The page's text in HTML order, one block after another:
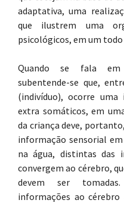
adaptativa, uma
que ilustrem uma
psicológicos, em um
Quando se fala em
subentende-se que,
(indivíduo), ocorre
extra somáticos, em
da criança deve,
informação sensorial
na água, distintas das
convergem ao cérebro,
devem ser
informações ao cérebro